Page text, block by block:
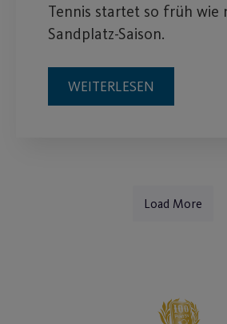
Tennis startet so früh wie
Sandplatz-Saison.
WEITERLESEN
Load More